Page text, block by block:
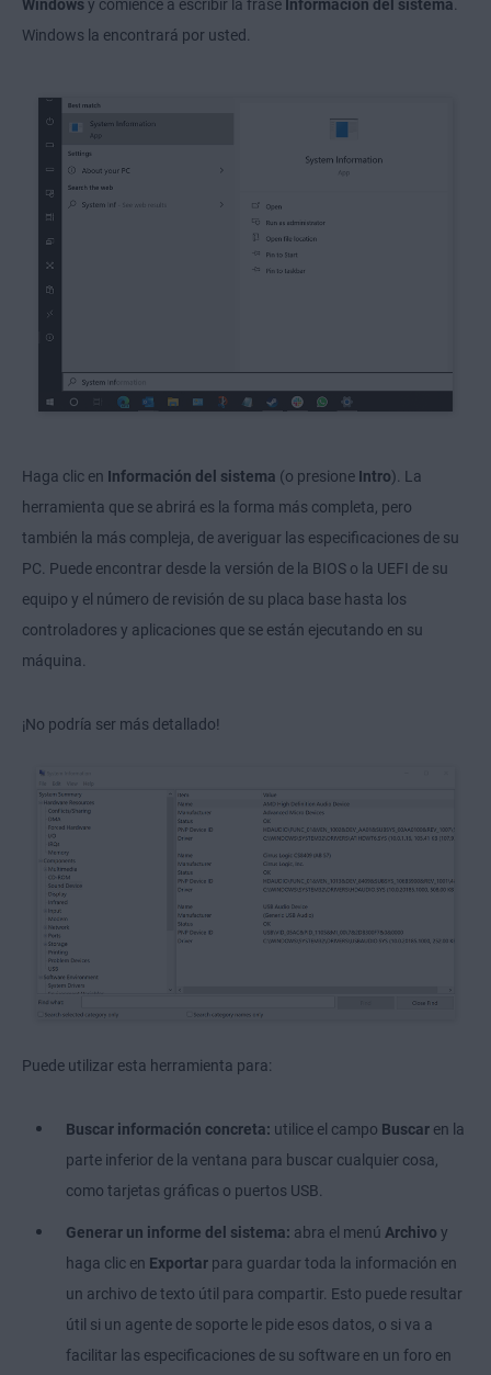
Windowsy comience a escribir la frase Información del sistema
Windows la encontrará por usted.
Haga clic en Información del sistema (o presione Intro). La
herramienta que se abrirá es la forma más completa, pero
también la más compleja, de averiguar las especificaciones de su
PC. Puede encontrar desde la versión de la BIOS o la UEFI de su
equipo y el número de revisión de su placa base hasta los
controladores y aplicaciones que se están ejecutando en su
máquina.
¡No podría ser más detallado!
Puede utilizar esta herramienta para:
Buscar información concreta: utilice el campo Buscar en la
parte inferior de la ventana para buscar cualquier cosa,
como tarjetas gráficas o puertos USB.
Generar un informe del sistema: abra el menú Archivo y
haga clic en Exportar para guardar toda la información en
un archivo de texto útil para compartir. Esto puede resultar
útil si un agente de soporte le pide esos datos, o si va a
facilitar las especificaciones de su software en un foro en